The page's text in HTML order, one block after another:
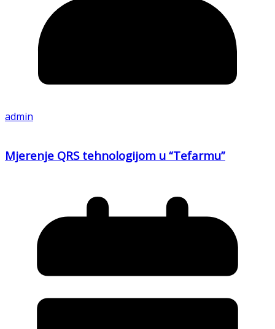
admin
Mjerenje QRS tehnologijom u “Tefarmu”